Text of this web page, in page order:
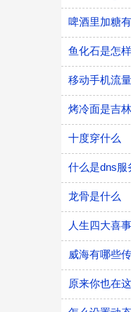
啤酒里加糖
鱼化石是怎
移动手机流
烤冷面是吉
十度穿什么
什么是dns服
龙骨是什么
人生四大喜事
威海有哪些
原来你也在